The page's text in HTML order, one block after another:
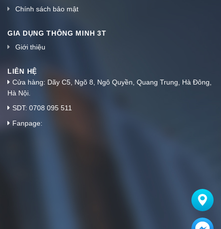
Chính sách bảo mật
GIA DỤNG THÔNG MINH 3T
Giới thiệu
LIÊN HỆ
Cửa hàng: Dãy C5, Ngõ 8, Ngô Quyền, Quang Trung, Hà Đông,
Hà Nội.
SDT: 0708 095 511
Fanpage: